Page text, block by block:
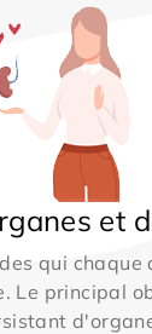
et
qui chaque
Le principal